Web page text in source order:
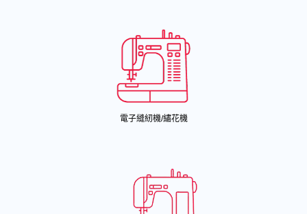
電子縫紉機/繡花機